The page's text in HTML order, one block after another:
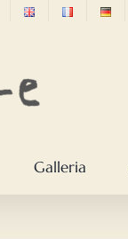
Galleria